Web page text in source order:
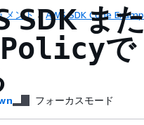
メント AWS SDK Code
SDK ま
で
フォーカスモード